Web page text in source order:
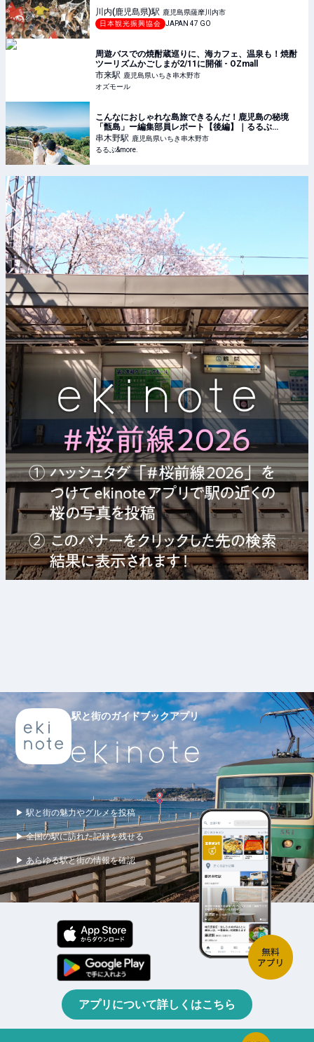
川内(鹿児島県)駅 鹿児島県薩摩川内市
日本観光振興協会
JAPAN 47 GO
周遊バスでの焼酎蔵巡りに、海カフェ、温泉も！焼酎
ツーリズムかごしまが2/11に開催 - OZmall
市来駅 鹿児島県いちき串木野市
オズモール
こんなにおしゃれな島旅できるんだ！鹿児島の秘境
「甑島」ー編集部員レポート【後編】｜るるぶ
&more.
串木野駅 鹿児島県いちき串木野市
るるぶ&more.
駅と街のガイドブックアプリ
▶ 駅と街の魅力やグルメを投稿
▶ 全国の駅に訪れた記録を残せる
▶ あらゆる駅と街の情報を確認
アプリについて詳しくはこちら